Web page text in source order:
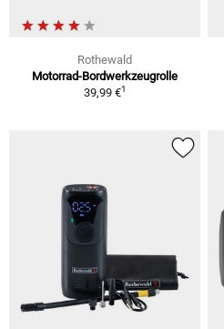
Rothewald
Motorrad-Bordwerkzeugrolle
39,99 €1